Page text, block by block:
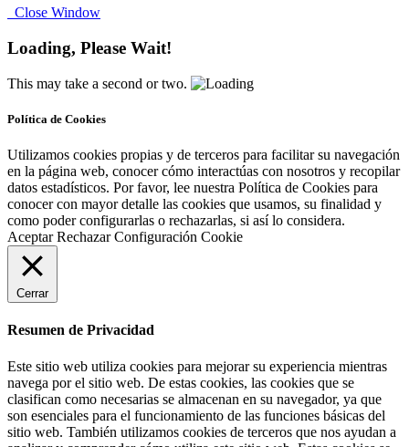
Close Window
Loading, Please Wait!
This may take a second or two.
Política de Cookies
Utilizamos cookies propias y de terceros para facilitar su navegación
en la página web, conocer cómo interactúas con nosotros y recopilar
datos estadísticos. Por favor, lee nuestra Política de Cookies para
conocer con mayor detalle las cookies que usamos, su finalidad y
como poder configurarlas o rechazarlas, si así lo considera.
Aceptar Rechazar Configuración Cookie
Cerrar
Resumen de Privacidad
Este sitio web utiliza cookies para mejorar su experiencia mientras
navega por el sitio web. De estas cookies, las cookies que se
clasifican como necesarias se almacenan en su navegador, ya que
son esenciales para el funcionamiento de las funciones básicas del
sitio web. También utilizamos cookies de terceros que nos ayudan a